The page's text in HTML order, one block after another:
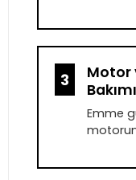
3
Motor
Bakımı
Emme